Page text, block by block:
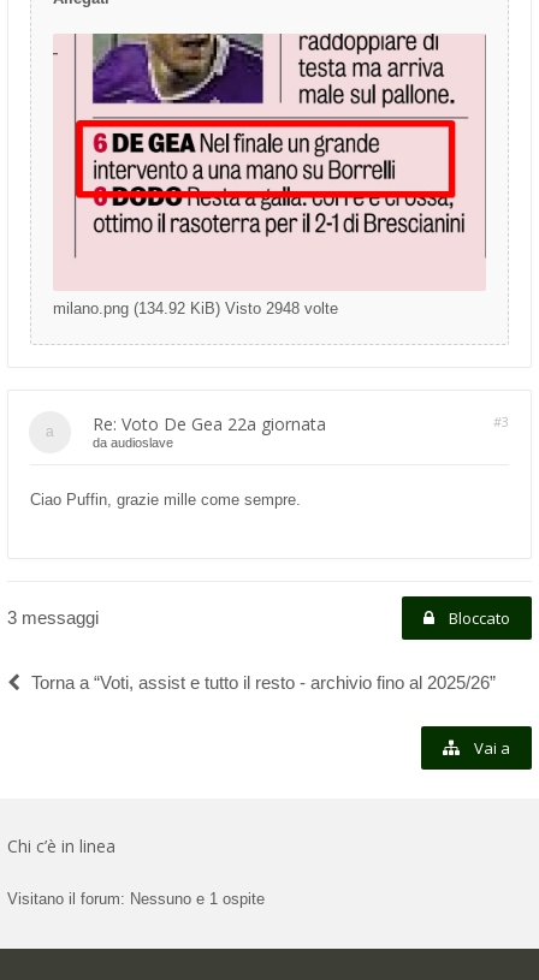
milano.png (134.92 KiB) Visto 2948 volte
Re: Voto De Gea 22a giornata #3
da audioslave
Ciao Puffin, grazie mille come sempre.
3 messaggi Bloccato
Torna a “Voti, assist e tutto il resto - archivio fino al 2025/26”
Vai a
Chi c’è in linea
Visitano il forum: Nessuno e 1 ospite